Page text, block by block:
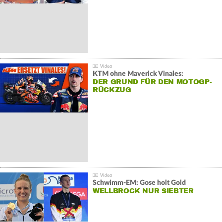
KTM ohne Maverick Vinales:
DER GRUND FÜR DEN MOTOGP-
RÜCKZUG
Schwimm-EM: Gose holt Gold
WELLBROCK NUR SIEBTER